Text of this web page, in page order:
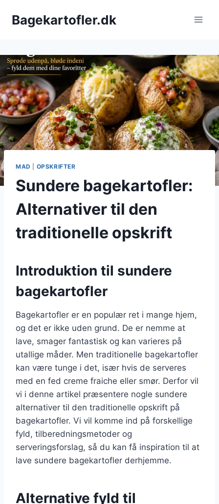
Bagekartofler.dk
MAD OPSKRIFTER
Sundere bagekartofler:
Alternativer til den
traditionelle opskrift
Introduktion til sundere
bagekartofler
Bagekartofler er en populær ret i mange hjem,
og det er ikke uden grund. De er nemme at
lave, smager fantastisk og kan varieres på
utallige måder. Men traditionelle bagekartofler
kan være tunge i det, især hvis de serveres
med en fed creme fraiche eller smør. Derfor vil
vi i denne artikel præsentere nogle sundere
alternativer til den traditionelle opskrift på
bagekartofler. Vi vil komme ind på forskellige
fyld, tilberedningsmetoder og
serveringsforslag, så du kan få inspiration til at
lave sundere bagekartofler derhjemme.
Alternative fyld til